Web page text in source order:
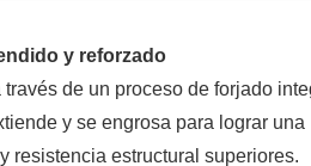
y reforzado
través de un proceso de forjado
y se engrosa para lograr una
resistencia estructural superiores.